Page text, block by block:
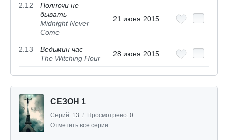
2.12
Полночи не
бывать
Midnight Never
Come
21 июня 2015
2.13
Ведьмин час
The Witching Hour
28 июня 2015
СЕЗОН 1
Серий: 13 / Просмотрено: 0
Отметить все серии